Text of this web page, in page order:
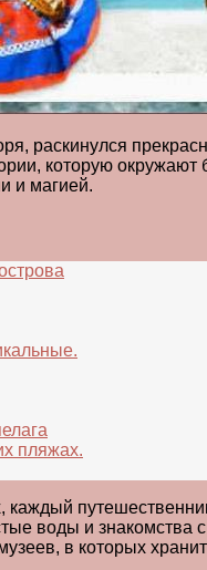
раскинулся
которую
и магией.
пляжах.
каждый
воды и
в которых